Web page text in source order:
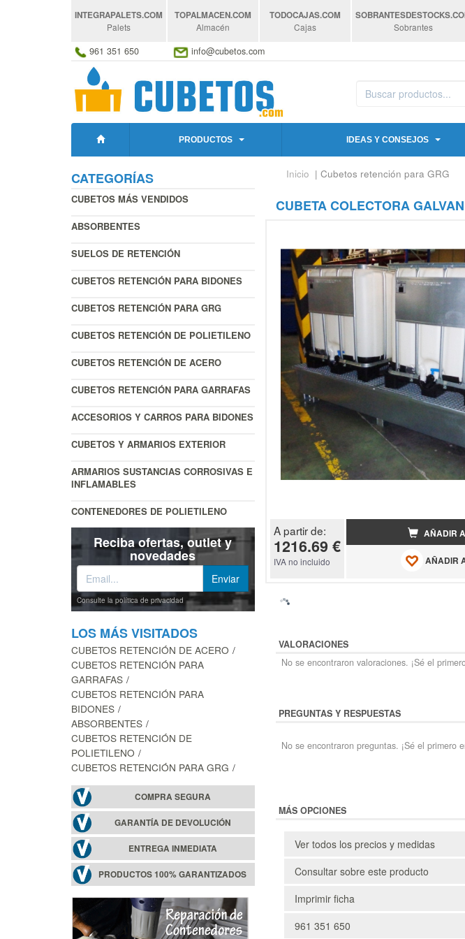
INTEGRAPALETS.COM
Palets
TOPALMACEN.COM
Almacén
TODOCAJAS.COM
Cajas
SOBRANTESDESTOCKS
Sobrantes
961 351 650 info@cubetos.com
PRODUCTOS IDEAS Y CONSEJOS
CATEGORÍAS
CUBETOS MÁS VENDIDOS
ABSORBENTES
SUELOS DE RETENCIÓN
CUBETOS RETENCIÓN PARA BIDONES
CUBETOS RETENCIÓN PARA GRG
CUBETOS RETENCIÓN DE POLIETILENO
CUBETOS RETENCIÓN DE ACERO
CUBETOS RETENCIÓN PARA GARRAFAS
ACCESORIOS Y CARROS PARA BIDONES
CUBETOS Y ARMARIOS EXTERIOR
ARMARIOS SUSTANCIAS CORROSIVAS E
INFLAMABLES
CONTENEDORES DE POLIETILENO
Reciba ofertas, outlet y
novedades
Consulte la política de privacidad
LOS MÁS VISITADOS
CUBETOS RETENCIÓN DE ACERO
CUBETOS RETENCIÓN PARA
GARRAFAS
CUBETOS RETENCIÓN PARA
BIDONES
ABSORBENTES
CUBETOS RETENCIÓN DE
POLIETILENO
CUBETOS RETENCIÓN PARA GRG
COMPRA SEGURA
GARANTÍA DE DEVOLUCIÓN
ENTREGA INMEDIATA
PRODUCTOS 100% GARANTIZADOS
Inicio | Cubetos retención para GRG
CUBETA COLECTORA
A partir de:
1216.69 €
IVA no incluido
AÑADIR
AÑADIR
VALORACIONES
No se encontraron valoraciones. ¡Sé el
PREGUNTAS Y RESPUESTAS
No se encontraron preguntas. ¡Sé el primero
MÁS OPCIONES
Ver todos los precios y medidas
Consultar sobre este producto
Imprimir ficha
961 351 650